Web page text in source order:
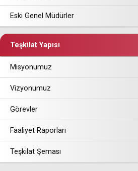
Eski Genel Müdürler
Teşkilat Yapısı
Misyonumuz
Vizyonumuz
Görevler
Faaliyet Raporları
Teşkilat Şeması